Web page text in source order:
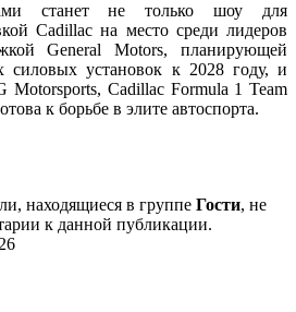
станет не только шоу для
Cadillac на место среди лидеров
General Motors, планирующей
силовых установок к 2028 году, и
Cadillac Formula 1 Team
к борьбе в элите автоспорта.
находящиеся в группе Гости, не
к данной публикации.